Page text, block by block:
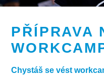
PŘÍPRAVA
Chystáš se vést